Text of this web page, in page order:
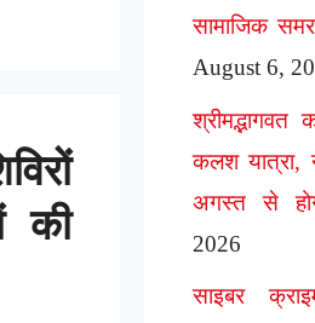
की
सामाजिक
August 6,
कलश यात्रा,
अगस्त से
2026
साइबर